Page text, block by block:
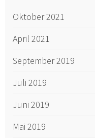
Oktober 2021
April 2021
September 2019
Juli 2019
Juni 2019
Mai 2019